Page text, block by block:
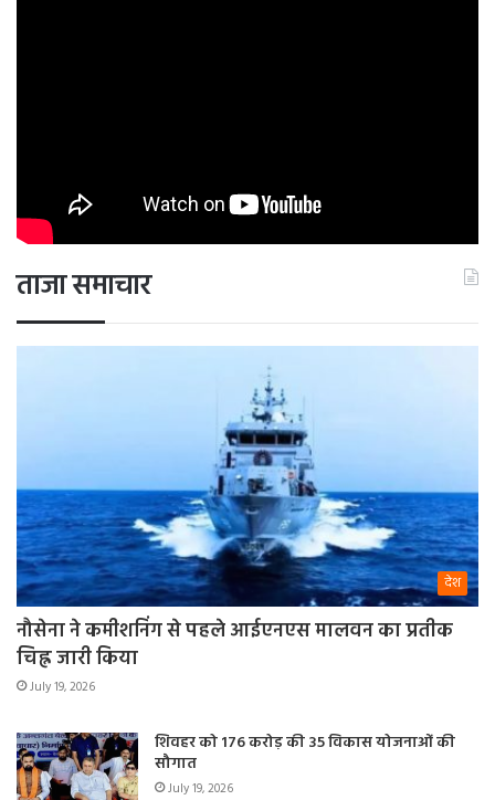
ताजा समाचार
देश
नौसेना ने कमीशनिंग से पहले आईएनएस मालवन का प्रतीक
चिह्न जारी किया
July 19, 2026
शिवहर को 176 करोड़ की 35 विकास योजनाओं की
सौगात
July 19, 2026